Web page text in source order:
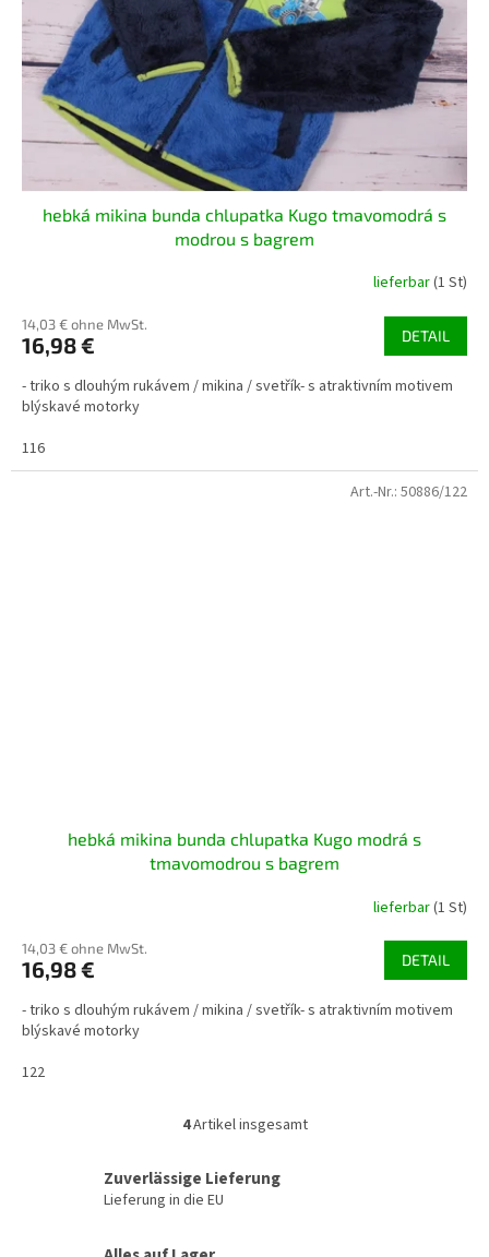
hebká mikina bunda chlupatka Kugo tmavomodrá s
modrou s bagrem
lieferbar(1 St)
14,03 € ohne MwSt.
16,98 € DETAIL
- triko s dlouhým rukávem / mikina / svetřík- s atraktivním motivem
blýskavé motorky
116
hebká mikina bunda chlupatka Kugo modrá s
tmavomodrou s bagrem
lieferbar(1 St)
14,03 € ohne MwSt.
16,98 € DETAIL
- triko s dlouhým rukávem / mikina / svetřík- s atraktivním motivem
blýskavé motorky
122
Art.-Nr.: 50886/122
S
e
4Artikel insgesamt
Zuverlässige Lieferung
Lieferung in die EU